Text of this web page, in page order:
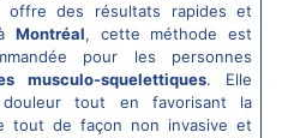
offre des résultats rapides et
Montréal, cette méthode est
pour les personnes
musculo-squelettiques. Elle
douleur tout en favorisant la
tout de façon non invasive et